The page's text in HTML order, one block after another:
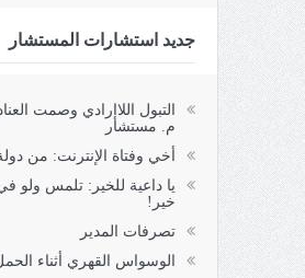
جديد استشارات المستشار
التبول اللاإرادي وصمت
م. مستشار
أخي وفتاة الإنترنت: من
يا داعية للخير: تلمس ولو
خير!
تصرفات المدير
الوسواس القهري أثناء